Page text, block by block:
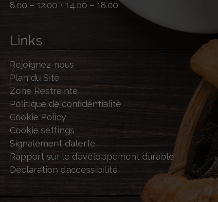
8.00 – 12.00 • 14.00 – 18.00
Links
Rejoignez-nous
Plan du Site
Zone Restreinte
Politique de confidentialité
Cookie Policy
Cookie settings
Signalement d’alerte
Rapport sur le développement durable
Déclaration d’accessibilité